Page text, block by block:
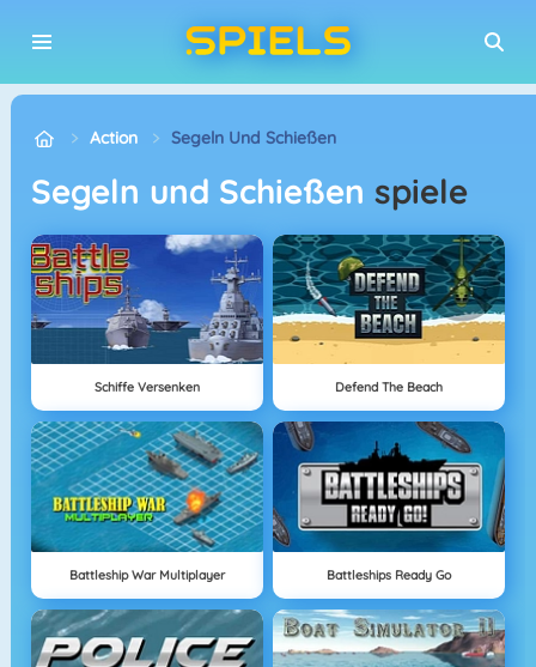
Action Segeln Und Schießen
Segeln und Schießenspiele
Schiffe Versenken Defend The Beach
Battleship War Multiplayer Battleships Ready Go